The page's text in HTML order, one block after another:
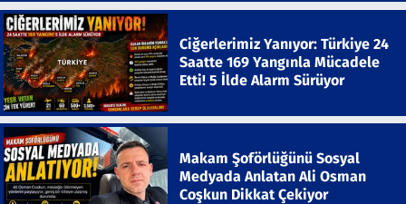
Ciğerlerimiz Yanıyor: Türkiye 24
Saatte 169 Yangınla Mücadele
Etti! 5 İlde Alarm Sürüyor
Makam Şoförlüğünü Sosyal
Medyada Anlatan Ali Osman
Coşkun Dikkat Çekiyor